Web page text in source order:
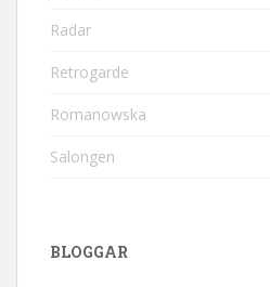
Radar
Retrogarde
Romanowska
Salongen
BLOGGAR